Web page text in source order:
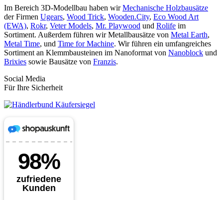
Im Bereich 3D-Modellbau haben wirMechanische Holzbausätze
der Firmen Ugears, Wood Trick, Wooden.City, Eco Wood Art
(EWA), Rokr, Veter Models, Mr. Playwood und Rolife im
Sortiment. Außerdem führen wir Metallbausätze von Metal Earth,
Metal Time, und Time for Machine. Wir führen ein umfangreiches
Sortiment an Klemmbausteinen im Nanoformat von Nanoblock und
Brixies sowie Bausätze von Franzis.
Social Media
Für Ihre Sicherheit